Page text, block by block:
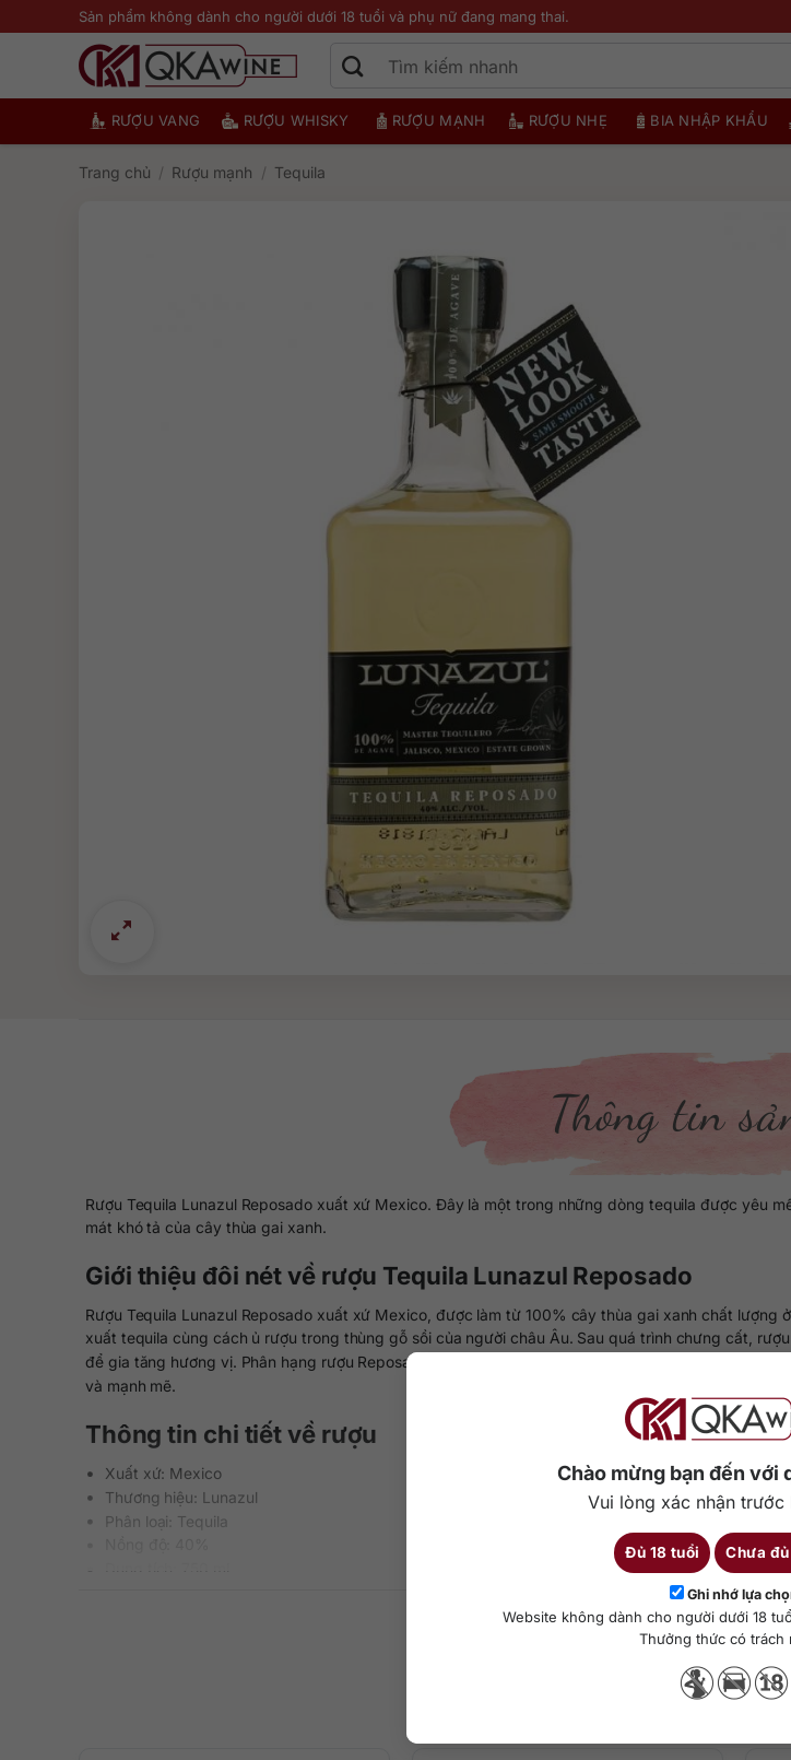
Chào mừng bạn đến với
Vui lòng xác nhận trước
Đủ 18 tuổi Chưa
Ghi nhớ lựa
Website không dành cho người dưới 18
Thưởng thức có trách
qua
Sản phẩm không dành cho người dưới 18 tuổi và phụ nữ đang mang thai.
RƯỢU VANG RƯỢU WHISKY RƯỢU MẠNH RƯỢU NHẸ BIA NHẬP KHẨU
Trang chủ / Rượu mạnh / Tequila
Thông tin
Rượu Tequila Lunazul Reposado xuất xứ Mexico. Đây là một trong những dòng tequila được yêu
mát khó tả của cây thùa gai xanh.
Giới thiệu đôi nét về rượu Tequila Lunazul Reposado
Rượu Tequila Lunazul Reposado xuất xứ Mexico, được làm từ 100% cây thùa gai xanh chất
xuất tequila cùng cách ủ rượu trong thùng gỗ sồi của người châu Âu. Sau quá trình chưng cất,
để gia tăng hương vị. Phân hạng rượu Reposado với gam màu vàng nhạt trong trẻo đầy lôi cuốn.
và mạnh mẽ.
Thông tin chi tiết về rượu
Xuất xứ: Mexico
Thương hiệu: Lunazul
Phân loại: Tequila
Rượu có tông màu vàng nhạt sáng rất hấp dẫn đúng chuẩn tequila phân hạng Reposado. Hương
Chi tiết
Sản phẩm